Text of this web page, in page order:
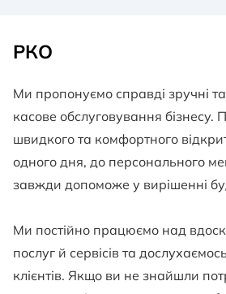
РКО
Ми пропонуємо справді зручні
касове обслуговування бізнесу.
швидкого та комфортного
одного дня, до персонального
завжди допоможе у вирішенні
Ми постійно працюємо над
послуг й сервісів та
клієнтів. Якщо ви не знайшли